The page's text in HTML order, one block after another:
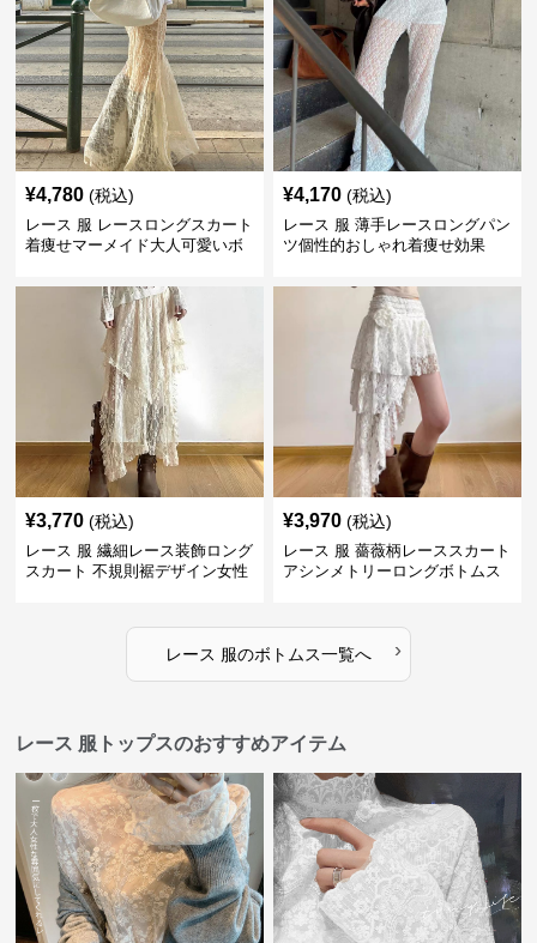
¥4,780 (税込)
レース 服 レースロングスカート
着痩せマーメイド大人可愛いボ
¥4,170 (税込)
レース 服 薄手レースロングパン
ツ個性的おしゃれ着痩せ効果
¥3,770 (税込)
レース 服 繊細レース装飾ロング
スカート 不規則裾デザイン女性
¥3,970 (税込)
レース 服 薔薇柄レーススカート
アシンメトリーロングボトムス
レース 服のボトムス一覧へ ›
レース 服トップスのおすすめアイテム